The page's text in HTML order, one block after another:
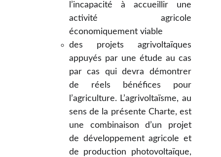
l’incapacité à accueillir une
activité agricole
économiquement viable
des projets agrivoltaïques
appuyés par une étude au cas
par cas qui devra démontrer
de réels bénéfices pour
l’agriculture. L’agrivoltaïsme, au
sens de la présente Charte, est
une combinaison d’un projet
de développement agricole et
de production photovoltaïque,